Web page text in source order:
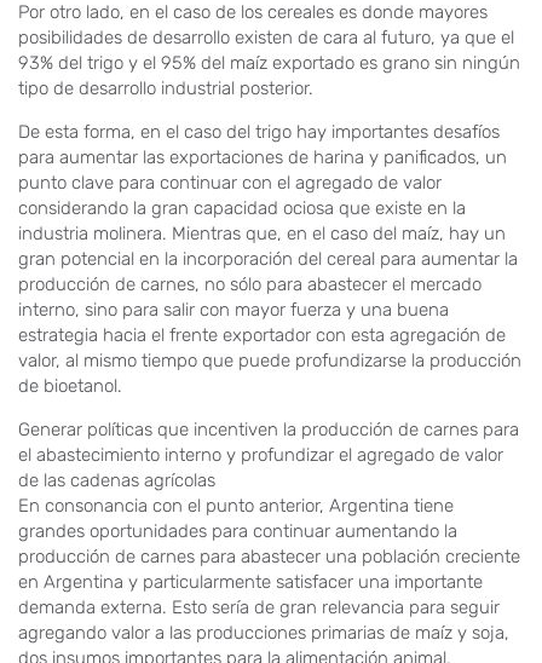
Por otro lado, en el caso de los cereales es donde mayores
posibilidades de desarrollo existen de cara al futuro, ya que el
93% del trigo y el 95% del maíz exportado es grano sin ningún
tipo de desarrollo industrial posterior.
De esta forma, en el caso del trigo hay importantes desafíos
para aumentar las exportaciones de harina y panificados, un
punto clave para continuar con el agregado de valor
considerando la gran capacidad ociosa que existe en la
industria molinera. Mientras que, en el caso del maíz, hay un
gran potencial en la incorporación del cereal para aumentar la
producción de carnes, no sólo para abastecer el mercado
interno, sino para salir con mayor fuerza y una buena
estrategia hacia el frente exportador con esta agregación de
valor, al mismo tiempo que puede profundizarse la producción
de bioetanol.
Generar políticas que incentiven la producción de carnes para
el abastecimiento interno y profundizar el agregado de valor
de las cadenas agrícolas
En consonancia con el punto anterior, Argentina tiene
grandes oportunidades para continuar aumentando la
producción de carnes para abastecer una población creciente
en Argentina y particularmente satisfacer una importante
demanda externa. Esto sería de gran relevancia para seguir
agregando valor a las producciones primarias de maíz y soja,
dos insumos importantes para la alimentación animal.